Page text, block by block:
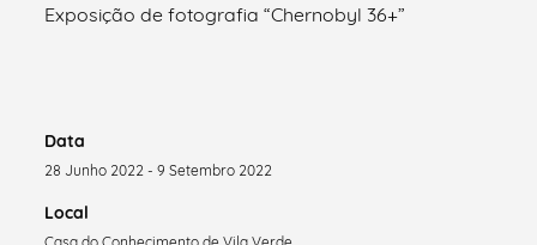
Exposição de fotografia “Chernobyl 36+”
Data
28 Junho 2022 - 9 Setembro 2022
Local